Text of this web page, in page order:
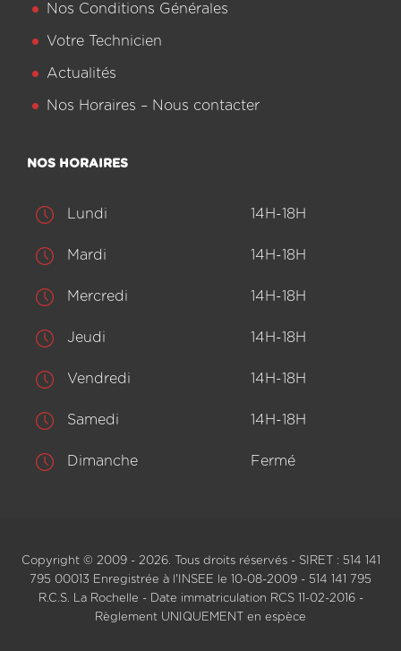
Nos Conditions Générales
Votre Technicien
Actualités
Nos Horaires – Nous contacter
NOS HORAIRES
Lundi 14H-18H
Mardi 14H-18H
Mercredi 14H-18H
Jeudi 14H-18H
Vendredi 14H-18H
Samedi 14H-18H
Dimanche Fermé
Copyright © 2009 - 2026. Tous droits réservés - SIRET : 514 141
795 00013 Enregistrée à l'INSEE le 10-08-2009 - 514 141 795
R.C.S. La Rochelle - Date immatriculation RCS 11-02-2016 -
Règlement UNIQUEMENT en espèce